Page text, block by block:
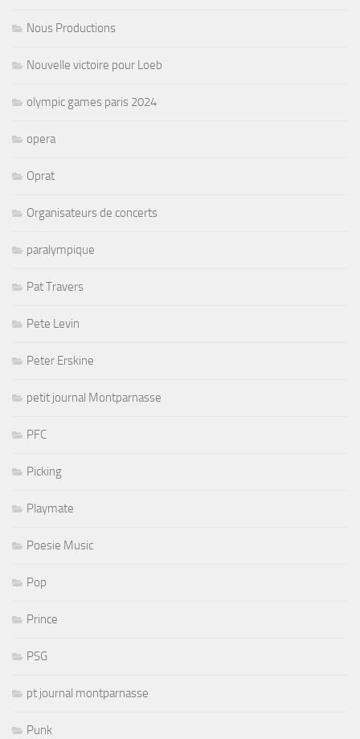
Nous Productions
Nouvelle victoire pour Loeb
olympic games paris 2024
opera
Oprat
Organisateurs de concerts
paralympique
Pat Travers
Pete Levin
Peter Erskine
petit journal Montparnasse
PFC
Picking
Playmate
Poesie Music
Pop
Prince
PSG
pt journal montparnasse
Punk